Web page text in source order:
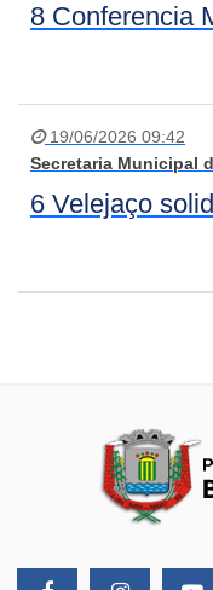
8 Conferencia
19/06/2026 09:42
Secretaria Municipal
6 Velejaço